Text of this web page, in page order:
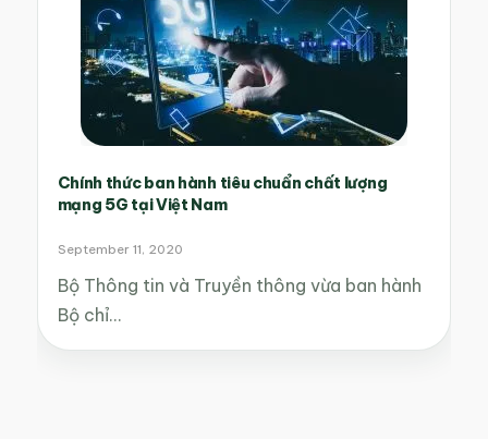
Chính thức ban hành tiêu chuẩn chất lượng
mạng 5G tại Việt Nam
September 11, 2020
Bộ Thông tin và Truyền thông vừa ban hành
Bộ chỉ…